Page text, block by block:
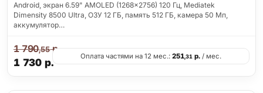
Android, экран 6.59" AMOLED (1268x2756) 120 Гц, Mediatek
Dimensity 8500 Ultra, ОЗУ 12 ГБ, память 512 ГБ, камера 50 Мп,
аккумулятор…
1 730 р.
1 790,55р.
Оплата частями на 12 мес.: 251,31 р. / мес.